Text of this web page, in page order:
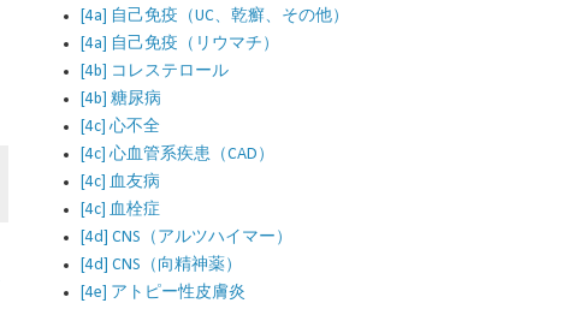
[4a] 自己免疫（UC、乾癬、その他）
[4a] 自己免疫（リウマチ）
[4b] コレステロール
[4b] 糖尿病
[4c] 心不全
[4c] 心血管系疾患（CAD）
[4c] 血友病
[4c] 血栓症
[4d] CNS（アルツハイマー）
[4d] CNS（向精神薬）
[4e] アトピー性皮膚炎